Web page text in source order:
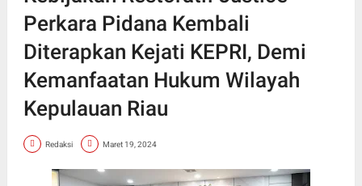
Perkara Pidana Kembali
Diterapkan Kejati KEPRI, Demi
Kemanfaatan Hukum Wilayah
Kepulauan Riau
Redaksi Maret 19, 2024